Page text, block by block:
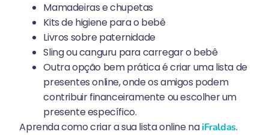
Mamadeiras e chupetas
Kits de higiene para o bebê
Livros sobre paternidade
Sling ou canguru para carregar o bebê
Outra opção bem prática é criar uma lista de
presentes online, onde os amigos podem
contribuir financeiramente ou escolher um
presente específico.
Aprenda como criar a sua lista online naiFraldas.